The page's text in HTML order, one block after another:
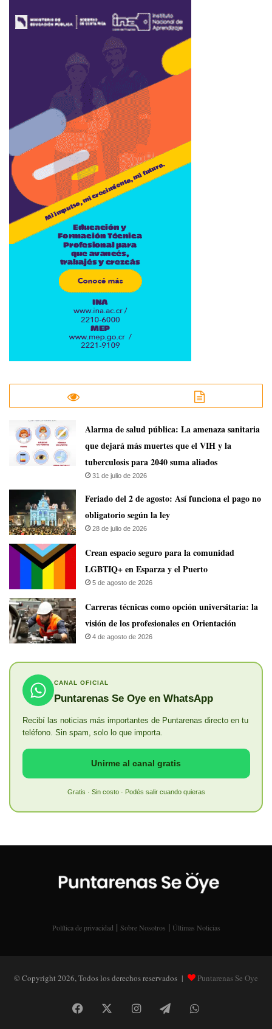
​Alarma de salud pública: La amenaza sanitaria
que dejará más muertes que el VIH y la
tuberculosis para 2040 suma aliados
31 de julio de 2026
Feriado del 2 de agosto: Así funciona el pago no
obligatorio según la ley
28 de julio de 2026
Crean espacio seguro para la comunidad
LGBTIQ+ en Esparza y el Puerto
5 de agosto de 2026
Carreras técnicas como opción universitaria: la
visión de los profesionales en Orientación
4 de agosto de 2026
CANAL OFICIAL
Puntarenas Se Oye en WhatsApp
Recibí las noticias más importantes de Puntarenas directo en tu
teléfono. Sin spam, solo lo que importa.
Unirme al canal gratis
Gratis · Sin costo · Podés salir cuando quieras
Política de privacidad | Sobre Nosotros | Últimas Noticias
© Copyright 2026, Todos los derechos reservados | Puntarenas Se Oye
Facebook InstagramTelegramWhatsApp